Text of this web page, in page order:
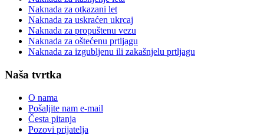
Naknada za otkazani let
Naknada za uskraćen ukrcaj
Naknada za propuštenu vezu
Naknada za oštećenu prtljagu
Naknada za izgubljenu ili zakašnjelu prtljagu
Naša tvrtka
O nama
Pošaljite nam e-mail
Česta pitanja
Pozovi prijatelja